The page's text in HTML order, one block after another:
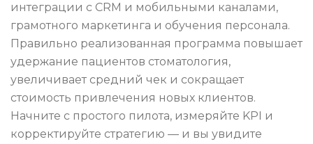
интеграции с CRM и мобильными каналами,
грамотного маркетинга и обучения персонала.
Правильно реализованная программа повышает
удержание пациентов стоматология,
увеличивает средний чек и сокращает
стоимость привлечения новых клиентов.
Начните с простого пилота, измеряйте KPI и
корректируйте стратегию — и вы увидите